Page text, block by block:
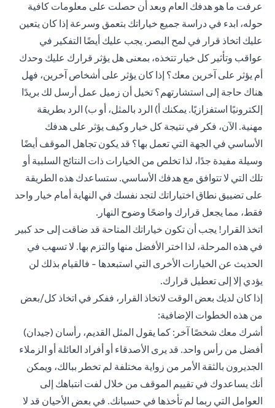
عرفت ما هو هدفك العام وبعد أن حصلت على معلومات كافية
حوله، ابدء في دراسة جميع خياراتك بتعمق وسرعة إذا كان يتعين
عليك اتخاذ قرار في لمح البصر. يجب عليك أيضًا التفكير في
عواقب وتأثير كل خيار تتخذه، بمعنى هل يؤثر قرارك عليك وحدك
أم يؤثر على آخرين معك؟ إذا كان يؤثر على أشخاص آخرين، فهل
هناك حاجة إلى استشارتهم؟ تخيل أن زميل عمل أرسل لك بريدًا
إلكترونيًا استفزازيًا. يمكنك أ) الرد بالمثل، أو ب) الرد بطريقة
مهنية. الآن، فكر في نتيجة كل خيار وكيف يؤثر على هدفك
الأساسي في الجهة التي تعمل بها؟ قد يكون تجاهل الموقف أيضًا
وسيلة مفيدة جدًا، لذا تخلص من الخيارات ذات النتائج السلبية أو
تلك التي لا تتوافق مع هدفك الأساسي. ستساعدك هذه الطريقة
على تضييق نطاق اختياراتك لتجد نفسك في النهاية أمام خيار واحد
فقط، مما يجعل قرارك واضحًا وضوح النهار.
اتخذ القرار! يجب أن تكون خياراتك المتاحة قد ضاقت إلى حد كبير
في هذه المرحلة، لذا اختر الأفضل منها والتزم بها. لا تسهب في
الحديث عن الخيارات الأخرى التي استبعدها - فالقيام بذلك لن
يؤدي إلا إلى تعطيل قرارك.
إذا كان لديك بعض الوقت لاتخاذ القرار، ففكر في اتخاذ كل/بعض
من هذه الخطوات الإضافية:
أشرك معك شخصًا آخر: كما يقول المثل القديم، رأسان (جيدان)
أفضل من رأس واحد. قد يرى الأصدقاء أو أفراد العائلة أو الزملاء
الجديرون بالثقة الأمر من زواية مختلفة لم تخطر ببالك، ويمكن
أنك يساعدوك في تقييم الموقف من خلال لفت انتباهك إلى
العوامل التي ربما لم تأخذها في حسبانك. في بعض الأحيان قد لا